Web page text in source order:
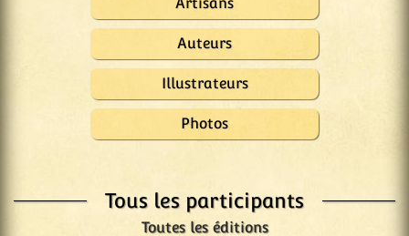
Auteurs
Illustrateurs
Photos
Tous les participants